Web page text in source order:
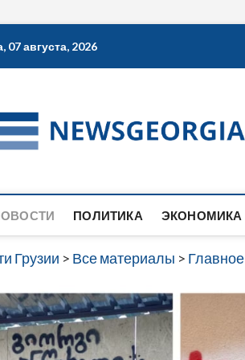
07 августа, 2026
ПОЛИТИКА ЭКОНОМИКА
Грузии > Все материалы > Главное